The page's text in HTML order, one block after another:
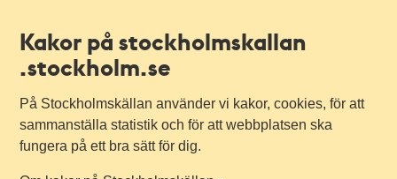
Kakor på stockholmskallan
.stockholm.se
På Stockholmskällan använder vi kakor, cookies, för att
sammanställa statistik och för att webbplatsen ska
fungera på ett bra sätt för dig.